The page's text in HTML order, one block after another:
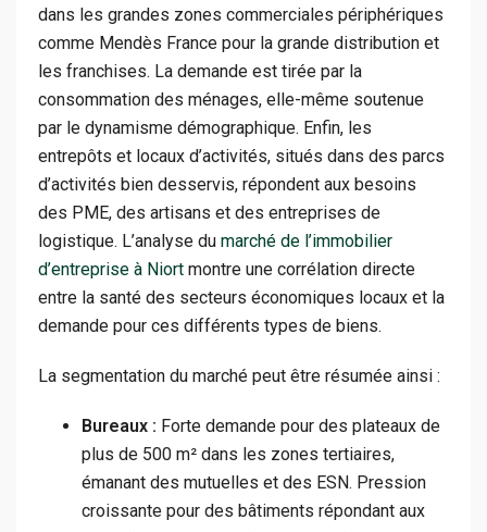
dans les grandes zones commerciales périphériques
comme Mendès France pour la grande distribution et
les franchises. La demande est tirée par la
consommation des ménages, elle-même soutenue
par le dynamisme démographique. Enfin, les
entrepôts et locaux d’activités, situés dans des parcs
d’activités bien desservis, répondent aux besoins
des PME, des artisans et des entreprises de
logistique. L’analyse du marché de l’immobilier
d’entreprise à Niort montre une corrélation directe
entre la santé des secteurs économiques locaux et la
demande pour ces différents types de biens.
La segmentation du marché peut être résumée ainsi :
Bureaux : Forte demande pour des plateaux de
plus de 500 m² dans les zones tertiaires,
émanant des mutuelles et des ESN. Pression
croissante pour des bâtiments répondant aux